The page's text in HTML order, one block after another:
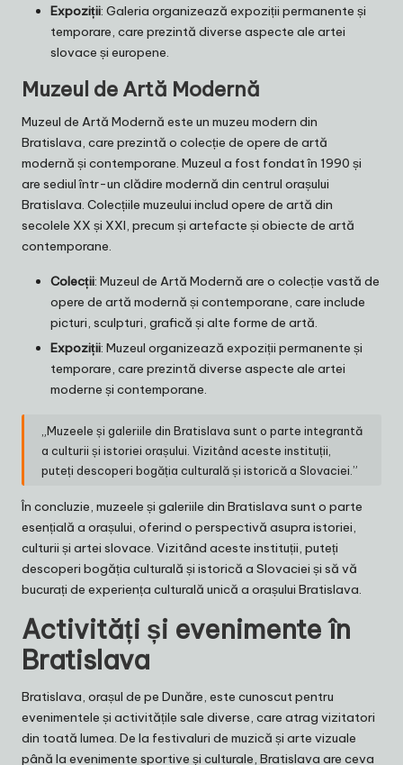
Expoziții: Galeria organizează expoziții permanente și
temporare, care prezintă diverse aspecte ale artei
slovace și europene.
Muzeul de Artă Modernă
Muzeul de Artă Modernă este un muzeu modern din
Bratislava, care prezintă o colecție de opere de artă
modernă și contemporane. Muzeul a fost fondat în 1990 și
are sediul într-un clădire modernă din centrul orașului
Bratislava. Colecțiile muzeului includ opere de artă din
secolele XX și XXI, precum și artefacte și obiecte de artă
contemporane.
Colecții: Muzeul de Artă Modernă are o colecție vastă de
opere de artă modernă și contemporane, care include
picturi, sculpturi, grafică și alte forme de artă.
Expoziții: Muzeul organizează expoziții permanente și
temporare, care prezintă diverse aspecte ale artei
moderne și contemporane.
„Muzeele și galeriile din Bratislava sunt o parte integrantă
a culturii și istoriei orașului. Vizitând aceste instituții,
puteți descoperi bogăția culturală și istorică a Slovaciei.”
În concluzie, muzeele și galeriile din Bratislava sunt o parte
esențială a orașului, oferind o perspectivă asupra istoriei,
culturii și artei slovace. Vizitând aceste instituții, puteți
descoperi bogăția culturală și istorică a Slovaciei și să vă
bucurați de experiența culturală unică a orașului Bratislava.
Activități și evenimente în
Bratislava
Bratislava, orașul de pe Dunăre, este cunoscut pentru
evenimentele și activitățile sale diverse, care atrag vizitatori
din toată lumea. De la festivaluri de muzică și arte vizuale
până la evenimente sportive și culturale, Bratislava are ceva